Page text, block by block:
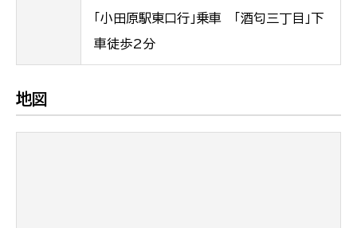
「小田原駅東口行」乗車 「酒匂三丁目」下
車徒歩2分
地図